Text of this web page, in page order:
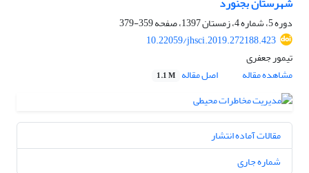
دوره 5، شماره 4، زمستان 1397، صفحه
359-379
10.22059/jhsci.2019.272188.423
تیمور جعفری
مشاهده مقاله
اصل مقاله 1.1 M
مقالات آماده انتشار
شماره جاری